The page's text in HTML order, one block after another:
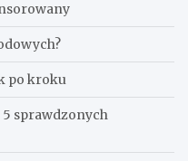
po kroku
5 sprawdzonych